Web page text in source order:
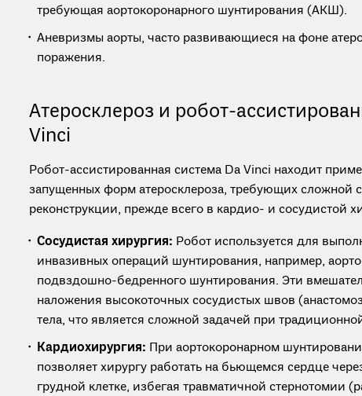
требующая аортокоронарного шунтирования (АКШ).
Аневризмы аорты, часто развивающиеся на фоне
поражения.
Атеросклероз и робот-
Vinci
Робот-ассистированная система Da Vinci находит
запущенных форм атеросклероза, требующих сложной
реконструкции, прежде всего в кардио- и сосудистой
Сосудистая хирургия: Робот используется для
инвазивных операций шунтирования, например,
подвздошно-бедренного шунтирования. Эти
наложения высокоточных сосудистых швов
тела, что является сложной задачей при
Кардиохирургия: При аортокоронарном
позволяет хирургу работать на бьющемся сердце
грудной клетке, избегая травматичной стернотомии